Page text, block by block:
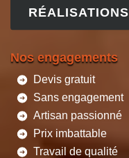
RÉALISATIONS
Nos engagements
Devis gratuit
Sans engagement
Artisan passionné
Prix imbattable
Travail de qualité